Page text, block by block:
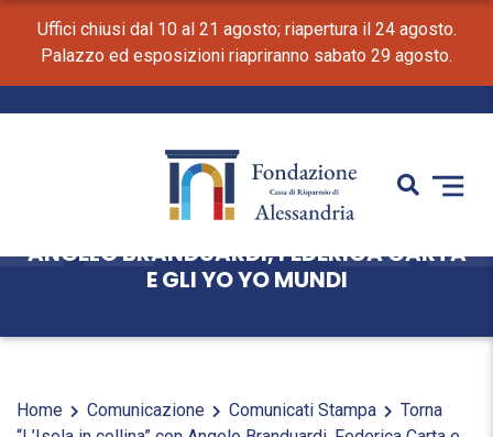
Uffici chiusi dal 10 al 21 agosto; riapertura il 24 agosto.
Palazzo ed esposizioni riapriranno sabato 29 agosto.
TORNA “L’ISOLA IN COLLINA” CON
ANGELO BRANDUARDI, FEDERICA CARTA
E GLI YO YO MUNDI
Home Comunicazione Comunicati Stampa
Torna